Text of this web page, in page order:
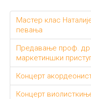
Мастер клас
певања
Предавање проф. др
маркетиншки
Концерт
Концерт